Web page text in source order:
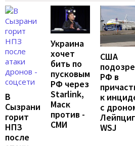
В
Сызрани
горит
НПЗ
после
Украина
хочет
бить по
пусковым
РФ через
Starlink,
Маск
против -
СМИ
США
РФ в
к
с
WSJ